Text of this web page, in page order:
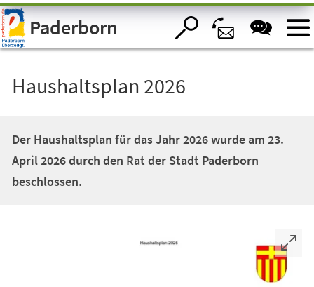
Visuelle
Assistenzsoftware
öffnen.Paderborn
Haushaltsplan 2026
Der Haushaltsplan für das Jahr 2026 wurde am 23.
April 2026 durch den Rat der Stadt Paderborn
beschlossen.